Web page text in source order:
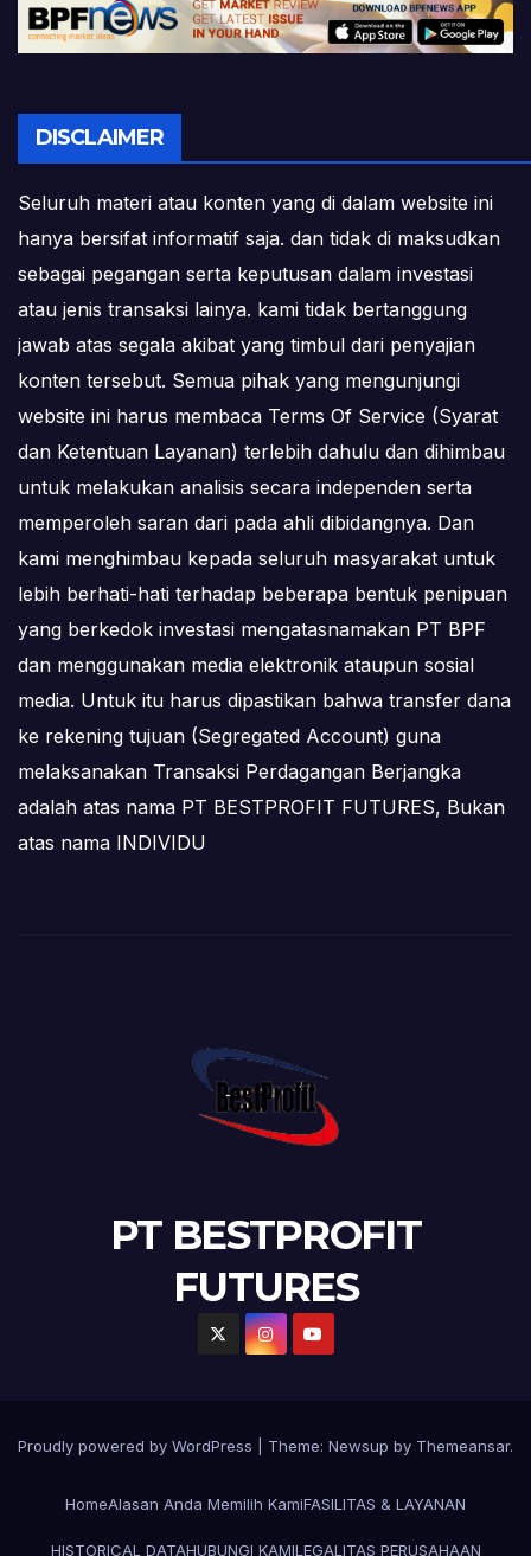
DISCLAIMER
Seluruh materi atau konten yang di dalam website ini
hanya bersifat informatif saja. dan tidak di maksudkan
sebagai pegangan serta keputusan dalam investasi
atau jenis transaksi lainya. kami tidak bertanggung
jawab atas segala akibat yang timbul dari penyajian
konten tersebut. Semua pihak yang mengunjungi
website ini harus membaca Terms Of Service (Syarat
dan Ketentuan Layanan) terlebih dahulu dan dihimbau
untuk melakukan analisis secara independen serta
memperoleh saran dari pada ahli dibidangnya. Dan
kami menghimbau kepada seluruh masyarakat untuk
lebih berhati-hati terhadap beberapa bentuk penipuan
yang berkedok investasi mengatasnamakan PT BPF
dan menggunakan media elektronik ataupun sosial
media. Untuk itu harus dipastikan bahwa transfer dana
ke rekening tujuan (Segregated Account) guna
melaksanakan Transaksi Perdagangan Berjangka
adalah atas nama PT BESTPROFIT FUTURES, Bukan
atas nama INDIVIDU
PT BESTPROFIT
FUTURES
Proudly powered by WordPress Theme: Newsup by Themeansar.
HomeAlasan Anda Memilih KamiFASILITAS & LAYANAN
HISTORICAL DATAHUBUNGI KAMILEGALITAS PERUSAHAAN